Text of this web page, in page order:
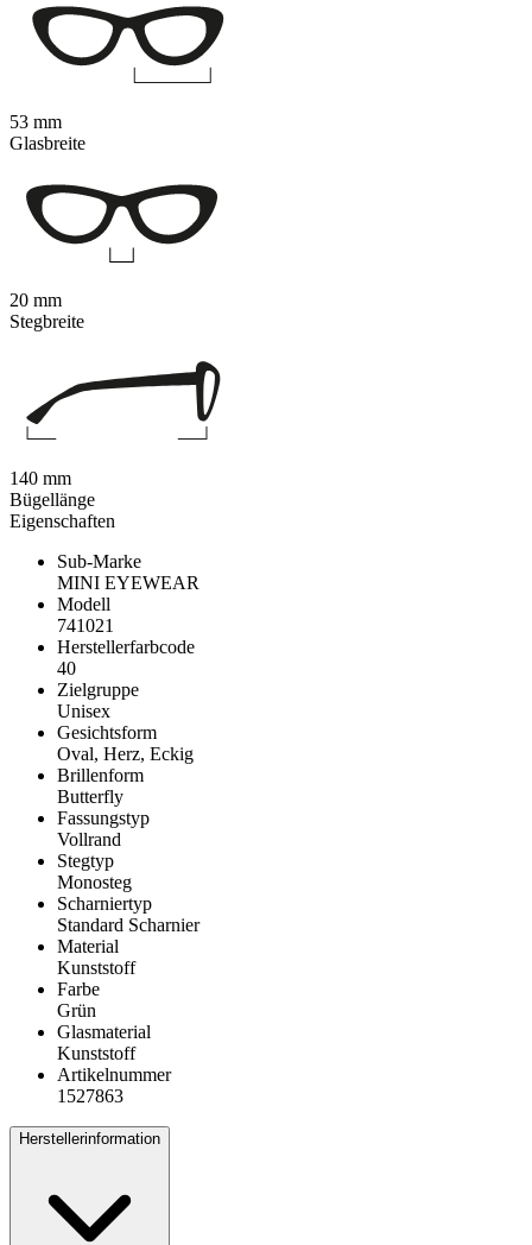
Eigenschaften
Sub-Marke
MINI EYEWEAR
Modell
741021
Herstellerfarbcode
40
Zielgruppe
Unisex
Gesichtsform
Oval, Herz, Eckig
Brillenform
Butterfly
Fassungstyp
Vollrand
Stegtyp
Monosteg
Scharniertyp
Standard Scharnier
Material
Kunststoff
Farbe
Grün
Glasmaterial
Kunststoff
Artikelnummer
1527863
Herstellerinformation
53 mm
Glasbreite
20 mm
Stegbreite
140 mm
Bügellänge